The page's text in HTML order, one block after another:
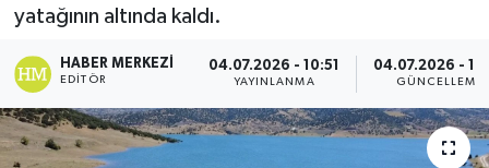
yatağının altında kaldı.
HABER MERKEZI
EDITÖR
04.07.2026 - 10:51
YAYINLANMA
04.07.2026 -
GÜNCELLEME